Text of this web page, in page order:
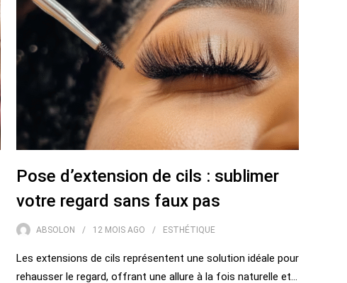
Pose d’extension de cils : sublimer
votre regard sans faux pas
ABSOLON 12 MOISAGO ESTHÉTIQUE
Les extensions de cils représentent une solution idéale pour
rehausser le regard, offrant une allure à la fois naturelle et…